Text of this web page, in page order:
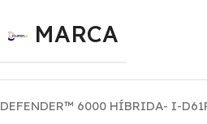
MARCA
DEFENDER™ 6000 HÍBRIDA- I-